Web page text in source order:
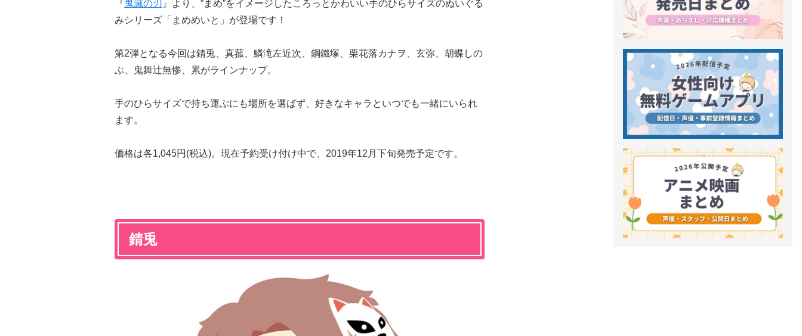
『鬼滅の刃 』より、”まめ”をイメージしたころっとかわいい手のひらサイズのぬいぐる
みシリーズ「まめめいと」が登場です！
第2弾となる今回は錆兎、真菰、鱗滝左近次、鋼鐵塚、栗花落カナヲ、玄弥、胡蝶しの
ぶ、鬼舞辻無惨、累がラインナップ。
手のひらサイズで持ち運ぶにも場所を選ばず、好きなキャラといつでも一緒にいられ
ます。
価格は各1,045円(税込)。現在予約受け付け中で、2019年12月下旬発売予定です。
錆兎